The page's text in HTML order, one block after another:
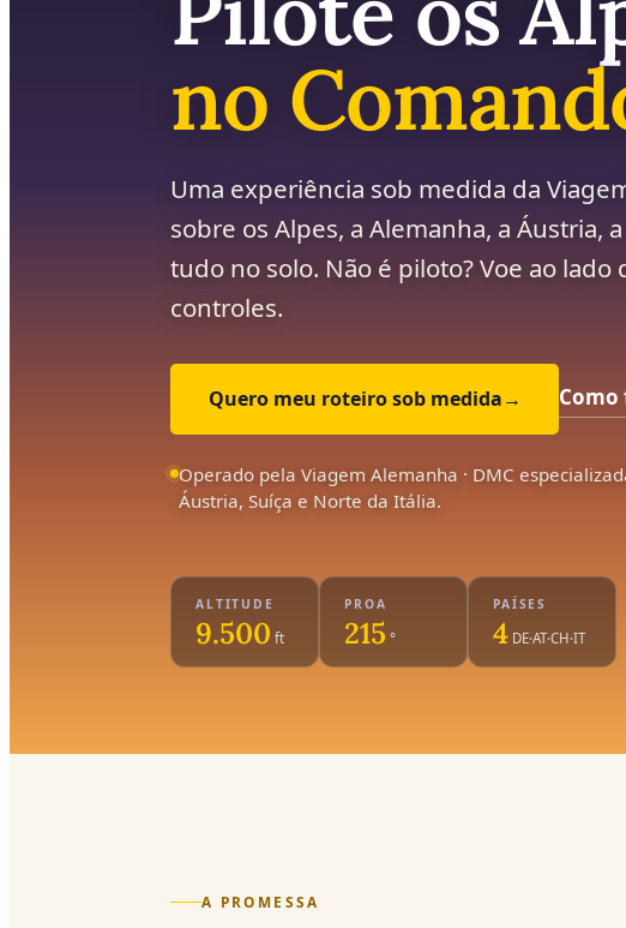
no
Uma experiência sob medida da
sobre os Alpes, a Alemanha, a Áustria,
tudo no solo. Não é piloto? Voe ao
controles.
Quero meu roteiro sob medida→
Operado pela Viagem Alemanha · DMC
Áustria, Suíça e Norte da Itália.
ALTITUDE
9.500 ft
PROA
215 °
PAÍSES
4 DE·AT·CH·IT
A PROMESSA